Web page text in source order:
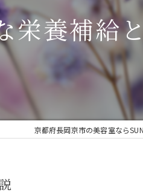
ダ
栄養補給
京都府長岡京市の美容室なら